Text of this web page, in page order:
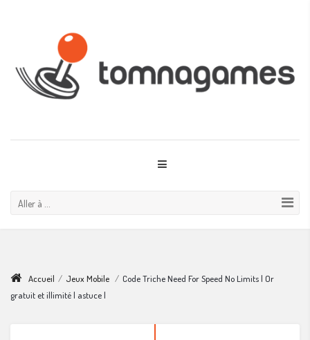
Aller à ...
Accueil / Jeux Mobile / Code Triche Need For Speed No Limits | Or
gratuit et illimité | astuce |